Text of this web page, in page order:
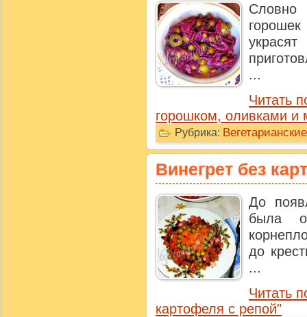
...
Читать
горошком, оливками и
Рубрика:
Винегрет без
До
была
до
...
Читать
картофеля с репой"